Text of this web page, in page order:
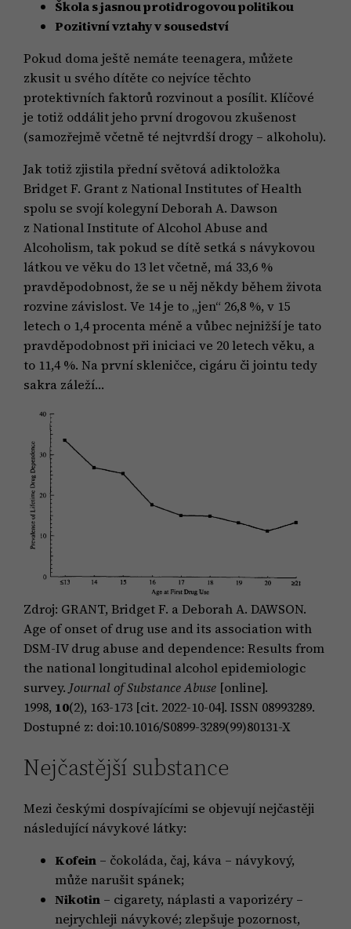
Škola s jasnou protidrogovou politikou
Pozitivní vztahy v sousedství
Pokud doma ještě nemáte teenagera, můžete
zkusit u svého dítěte co nejvíce těchto
protektivních faktorů rozvinout a posílit. Klíčové
je totiž oddálit jeho první drogovou zkušenost
(samozřejmě včetně té nejtvrdší drogy – alkoholu).
Jak totiž zjistila přední světová adiktoložka
Bridget F. Grant z National Institutes of Health
spolu se svojí kolegyní Deborah A. Dawson
z National Institute of Alcohol Abuse and
Alcoholism, tak pokud se dítě setká s návykovou
látkou ve věku do 13 let včetně, má 33,6 %
pravděpodobnost, že se u něj někdy během života
rozvine závislost. Ve 14 je to „jen“ 26,8 %, v 15
letech o 1,4 procenta méně a vůbec nejnižší je tato
pravděpodobnost při iniciaci ve 20 letech věku, a
to 11,4 %. Na první skleničce, cigáru či jointu tedy
sakra záleží…
Zdroj: GRANT, Bridget F. a Deborah A. DAWSON.
Age of onset of drug use and its association with
DSM-IV drug abuse and dependence: Results from
the national longitudinal alcohol epidemiologic
survey. Journal of Substance Abuse [online].
1998, 10(2), 163-173 [cit. 2022-10-04]. ISSN 08993289.
Dostupné z: doi:10.1016/S0899-3289(99)80131-X
Nejčastější substance
Mezi českými dospívajícími se objevují nejčastěji
následující návykové látky:
Kofein – čokoláda, čaj, káva – návykový,
může narušit spánek;
Nikotin – cigarety, náplasti a vaporizéry –
nejrychleji návykové; zlepšuje pozornost,